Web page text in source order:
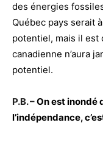
des énergies
Québec pays serait
potentiel, mais il est
canadienne n’aura
potentiel.
P.B. –On est inondé
l’indépendance,